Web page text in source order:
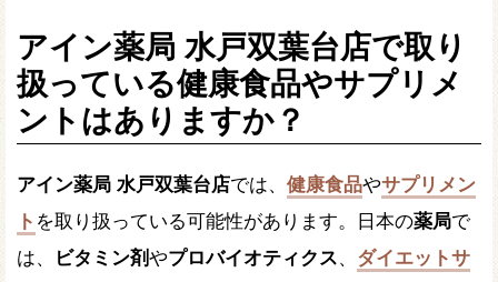
アイン薬局 水戸双葉台店で取り
扱っている健康食品やサプリメ
ントはありますか？
アイン薬局 水戸双葉台店では、 健康食品やサプリメン
ト を取り扱っている可能性があります。日本の薬局で
は、
ビタミン剤やプロバイオティクス、 ダイエットサ